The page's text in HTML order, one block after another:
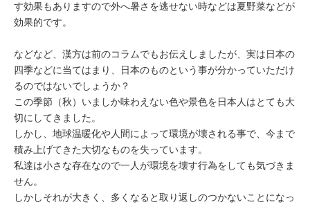
す効果もありますので外へ暑さを逃せない時などは夏野菜などが
効果的です。
などなど、漢方は前のコラムでもお伝えしましたが、実は日本の
四季などに当てはまり、日本のものという事が分かっていただけ
るのではないでしょうか？
この季節（秋）いましか味わえない色や景色を日本人はとても大
切にしてきました。
しかし、地球温暖化や人間によって環境が壊される事で、今まで
積み上げてきた大切なものを失っています。
私達は小さな存在なので一人が環境を壊す行為をしても気づきま
せん。
しかしそれが大きく、多くなると取り返しのつかないことになっ